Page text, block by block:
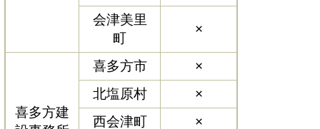
会津美里
町
×
喜多方建
喜多方市
×
北塩原村
×
西会津町
×